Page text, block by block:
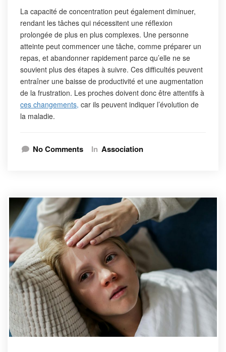
La capacité de concentration peut également diminuer,
rendant les tâches qui nécessitent une réflexion
prolongée de plus en plus complexes. Une personne
atteinte peut commencer une tâche, comme préparer un
repas, et abandonner rapidement parce qu’elle ne se
souvient plus des étapes à suivre. Ces difficultés peuvent
entraîner une baisse de productivité et une augmentation
de la frustration. Les proches doivent donc être attentifs à
ces changements, car ils peuvent indiquer l’évolution de
la maladie.
No Comments In Association